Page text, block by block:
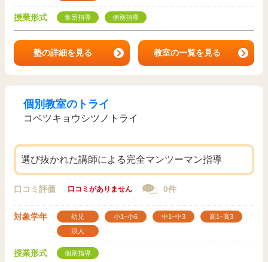
授業形式 集団指導 個別指導
塾の詳細を見る 教室の一覧を見る
個別教室のトライ
コベツキョウシツノトライ
選び抜かれた講師による完全マンツーマン指導
口コミ評価 口コミがありません 0件
対象学年 幼児 小1~小6 中1~中3
高1~高3
浪人
授業形式 個別指導